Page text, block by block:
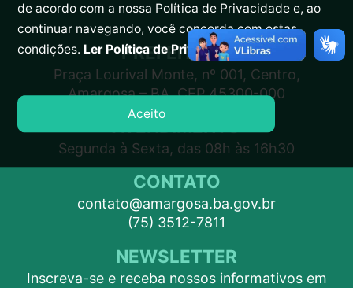
PREFEITURA
Praça Lourival Monte, nº 001, Centro,
Amargosa – BA, CEP 45300-000
Segunda à Sexta, das 08h às 16h30
CONTATO
contato@amargosa.ba.gov.br
(75) 3512-7811
NEWSLETTER
Inscreva-se e receba nossos informativos em
de acordo com a nossa Política de Privacidade e, ao
continuar navegando, você concorda com estas
condições. Ler Política de Privacidade.
Aceito